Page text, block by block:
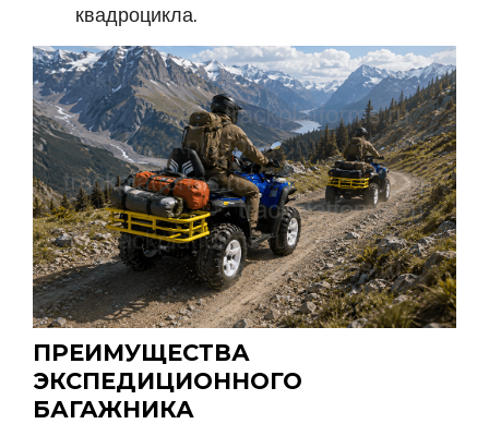
квадроцикла.
ПРЕИМУЩЕСТВА
ЭКСПЕДИЦИОННОГО
БАГАЖНИКА